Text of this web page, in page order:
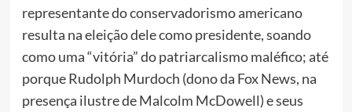
representante do conservadorismo americano
resulta na eleição dele como presidente, soando
como uma “vitória” do patriarcalismo maléfico; até
porque Rudolph Murdoch (dono da Fox News, na
presença ilustre de Malcolm McDowell) e seus